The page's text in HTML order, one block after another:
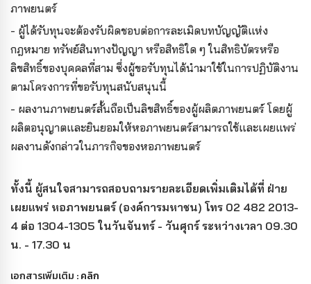
ภาพยนตร์
- ผู้ได้รับทุนจะต้องรับผิดชอบต่อการละเมิดบทบัญญัติแห่ง
กฎหมาย ทรัพย์สินทางปัญญา หรือสิทธิใด ๆ ในสิทธิบัตรหรือ
ลิขสิทธิ์ของบุคคลที่สาม ซึ่งผู้ขอรับทุนได้นำมาใช้ในการปฏิบัติงาน
ตามโครงการที่ขอรับทุนสนับสนุนนี้
- ผลงานภาพยนตร์สั้นถือเป็นลิขสิทธิ์ของผู้ผลิตภาพยนตร์ โดยผู้
ผลิตอนุญาตและยินยอมให้หอภาพยนตร์สามารถใช้และเผยแพร่
ผลงานดังกล่าวในภารกิจของหอภาพยนตร์
ทั้งนี้ ผู้สนใจสามารถสอบถามรายละเอียดเพิ่มเติมได้ที่ ฝ่าย
เผยแพร่ หอภาพยนตร์ (องค์การมหาชน) โทร 02 482 2013-
4 ต่อ 1304-1305 ในวันจันทร์ - วันศุกร์ ระหว่างเวลา 09.30
น. - 17.30 น
เอกสารเพิ่มเติม :คลิก